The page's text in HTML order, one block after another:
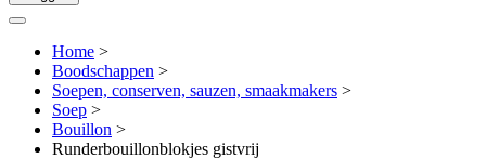
Home >
Boodschappen >
Soepen, conserven, sauzen, smaakmakers >
Soep >
Bouillon >
Runderbouillonblokjes gistvrij